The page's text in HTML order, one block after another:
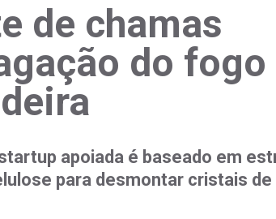
de chamas
do fogo
apoiada é baseado em
para desmontar cristais